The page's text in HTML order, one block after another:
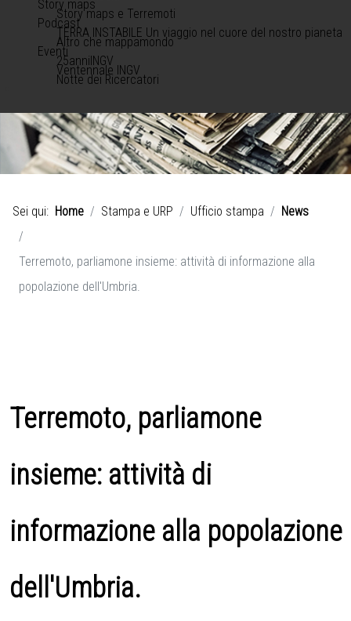
Story maps
Story maps e Terremoti
Podcast
TERRA INSTABILE Un viaggio nel cuore del nostro pianeta
Altro che mappamondo
Eventi
25anniINGV
Ventennale INGV
Notte dei Ricercatori
Sei qui: Home Stampa e URP Ufficio stampa News
Terremoto, parliamone insieme: attività di informazione alla
popolazione dell'Umbria.
Terremoto, parliamone
insieme: attività di
informazione alla popolazione
dell'Umbria.